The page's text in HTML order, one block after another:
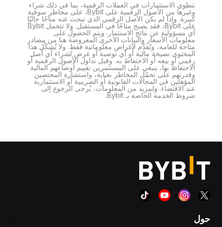
تنطوي الاستثمارات في العملات الرقمية، بما في ذلك شراء
وغيرها من الأصول الرقمية على Bybit، على مخاطر سوقية
كبيرة. وإذا لم يكن الأصل الرقمي الذي تبحث عنه متاحًا حاليًا
على Bybit، فقد يصبح متاحًا في المستقبل. ولا تتحمل Bybit
أي مسؤولية عن نتائج الاستثمار. ويتم الحصول على
معلومات الأسعار والبيانات الأخرى المعروضة هنا من مصادر
متاحة للعامة، وتُقدَّم لأغراض معلوماتية فقط. ولا يُشكّل هذا
المحتوى نصيحة مالية أو أي توصية أو عرض لشراء أي أصل
رقمي أو بيعه أو الاحتفاظ به. وقبل تداول الأصول الرقمية أو
الاحتفاظ بها، ينبغي على المستثمرين تقييم أوضاعهم المالية
وقدرتهم على تحمّل المخاطر بعناية، واستشارة المختصين
المؤهلين في المجالات القانونية أو الضريبية أو الاستثمارية
عند الاقتضاء. ولمزيد من المعلومات، يُرجى الرجوع إلى
شروط الخدمة الخاصة بـ Bybit.
حول